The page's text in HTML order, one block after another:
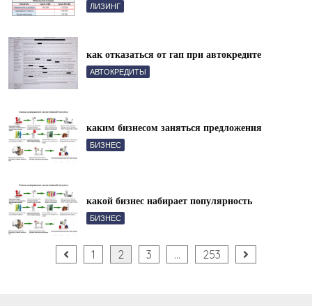
ЛИЗИНГ
как отказаться от гап при автокредите
АВТОКРЕДИТЫ
каким бизнесом заняться предложения
БИЗНЕС
какой бизнес набирает популярность
БИЗНЕС
Пагинация
1 2 3 … 253